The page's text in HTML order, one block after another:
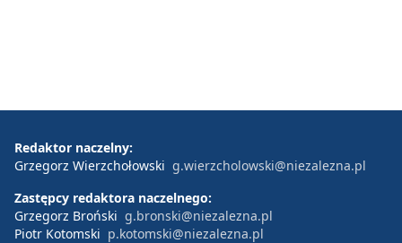
Redaktor naczelny:
Grzegorz Wierzchołowski g.wierzcholowski@niezalezna.pl
Zastępcy redaktora naczelnego:
Grzegorz Broński g.bronski@niezalezna.pl
Piotr Kotomski p.kotomski@niezalezna.pl